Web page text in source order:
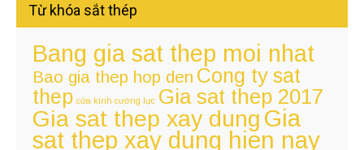
Từ khóa sắt thép
Bang gia sat thep moi nhat
Bao gia thep hop den Cong ty sat
thep cửa kính cường lực Gia sat thep 2017
Gia sat thep xay dung Gia
sat thep xay dung hien nay